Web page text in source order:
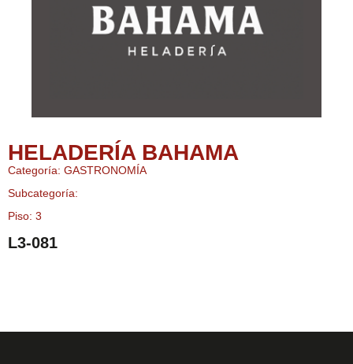
HELADERÍA BAHAMA
Categoría: GASTRONOMÍA
Subcategoría:
Piso: 3
L3-081